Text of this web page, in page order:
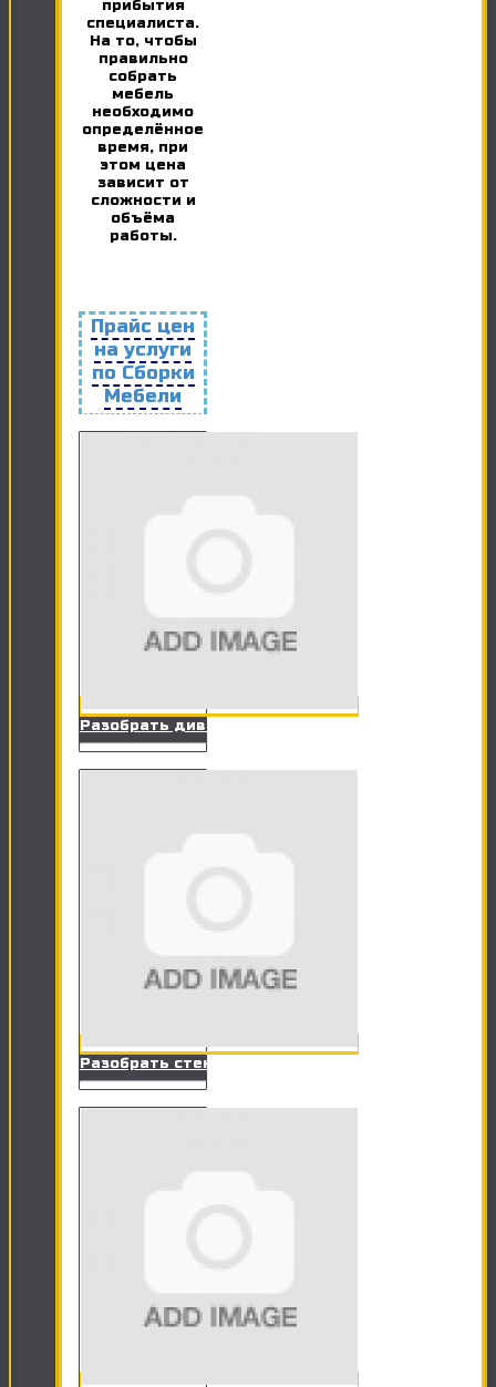
прибытия
специалиста.
На то, чтобы
правильно
собрать
мебель
необходимо
определённое
время, при
этом цена
зависит от
сложности и
объёма
работы.
Прайс цен
на услуги
по Сборки
Мебели
Разобрать диван
Разобрать стенку, сервант, прихожую